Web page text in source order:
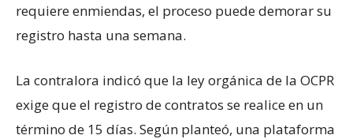
requiere enmiendas, el proceso puede demorar su
registro hasta una semana.
La contralora indicó que la ley orgánica de la OCPR
exige que el registro de contratos se realice en un
término de 15 días. Según planteó, una plataforma